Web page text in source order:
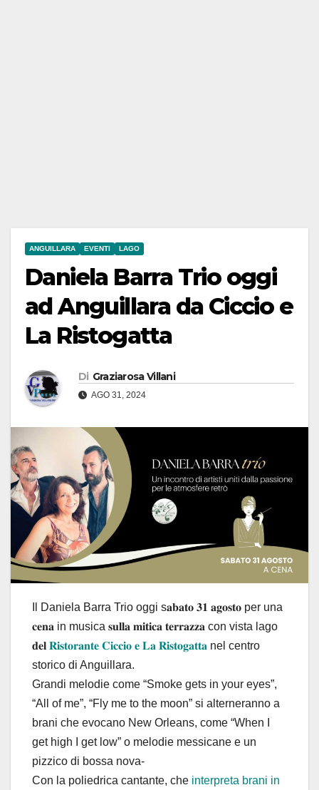
ANGUILLARA EVENTI LAGO
Daniela Barra Trio oggi
ad Anguillara da Ciccio e
La Ristogatta
Di Graziarosa Villani
AGO 31, 2024
Il Daniela Barra Trio oggi s𝐚𝐛𝐚𝐭𝐨 𝟑𝟏 𝐚𝐠𝐨𝐬𝐭𝐨 per una
𝐜𝐞𝐧𝐚 in musica 𝐬𝐮𝐥𝐥𝐚 𝐦𝐢𝐭𝐢𝐜𝐚 𝐭𝐞𝐫𝐫𝐚𝐳𝐳𝐚 con vista lago
𝐝𝐞𝐥 𝐑𝐢𝐬𝐭𝐨𝐫𝐚𝐧𝐭𝐞 𝐂𝐢𝐜𝐜𝐢𝐨 𝐞 𝐋𝐚 𝐑𝐢𝐬𝐭𝐨𝐠𝐚𝐭𝐭𝐚 nel centro
storico di Anguillara.
Grandi melodie come “Smoke gets in your eyes”,
“All of me”, “Fly me to the moon” si alterneranno a
brani che evocano New Orleans, come “When I
get high I get low” o melodie messicane e un
pizzico di bossa nova-
Con la poliedrica cantante, che interpreta brani in